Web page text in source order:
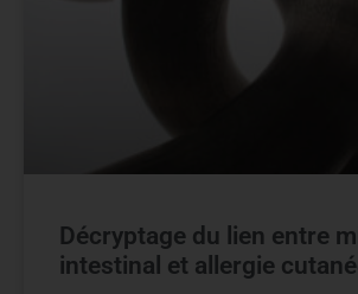
Décryptage du lien entre
intestinal et allergie